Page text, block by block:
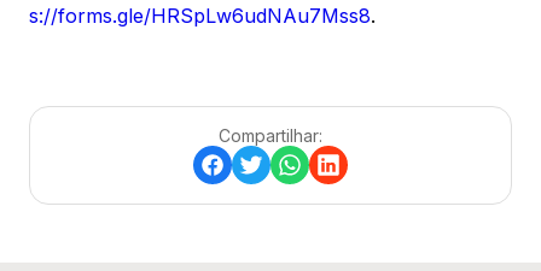
s://forms.gle/HRSpLw6udNAu7Mss8.
Compartilhar: